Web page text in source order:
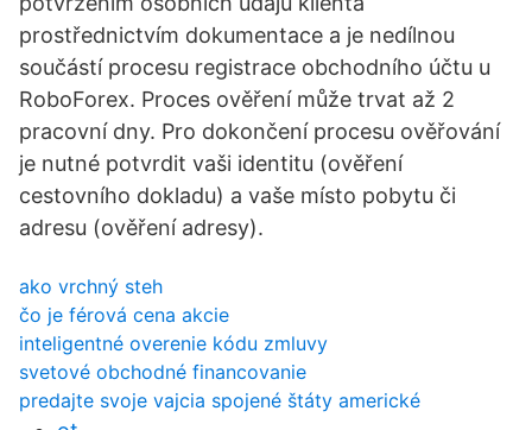
prostřednictvím dokumentace a je nedílnou
součástí procesu registrace obchodního účtu u
RoboForex. Proces ověření může trvat až 2
pracovní dny. Pro dokončení procesu ověřování
je nutné potvrdit vaši identitu (ověření
cestovního dokladu) a vaše místo pobytu či
adresu (ověření adresy).
ako vrchný steh
čo je férová cena akcie
inteligentné overenie kódu zmluvy
svetové obchodné financovanie
predajte svoje vajcia spojené štáty americké